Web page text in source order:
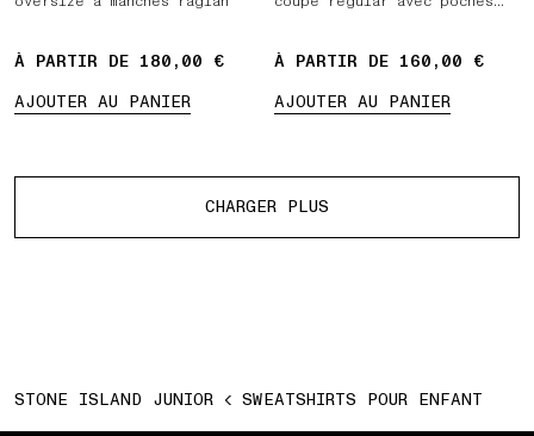
À PARTIR DE 180,00 €
AJOUTER AU PANIER
À PARTIR DE 160,00 €
AJOUTER AU PANIER
CHARGER PLUS
STONE ISLAND JUNIOR SWEATSHIRTS POUR ENFANT